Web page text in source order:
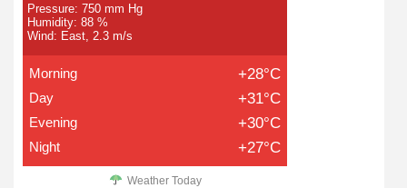
Pressure: 750 mm Hg
Humidity: 88 %
Wind: East, 2.3 m/s
Morning +28°C
Day +31°C
Evening +30°C
Night +27°C
Weather Today